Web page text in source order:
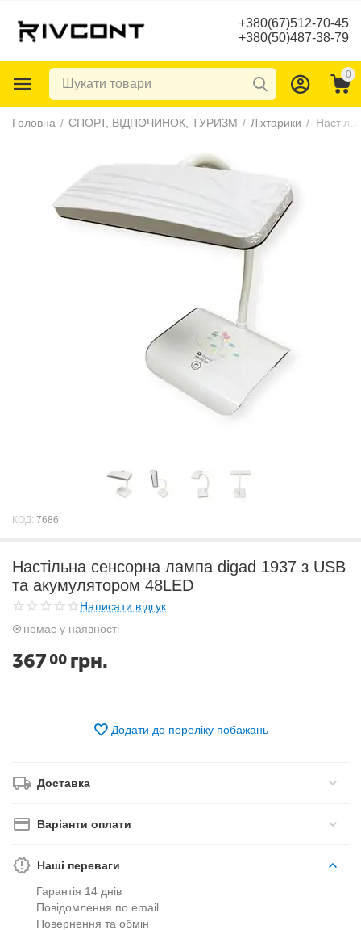
+380(67)512-70-45
+380(50)487-38-79
0
Головна / СПОРТ, ВІДПОЧИНОК, ТУРИЗМ / Ліхтарики /
КОД: 7686
Настільна сенсорна лампа digad 1937 з USB
та акумулятором 48LED
Написати відгук
немає у наявності
367 00 грн.
Додати до переліку побажань
Доставка
Варіанти оплати
Наші переваги
Гарантія 14 днів
Повідомлення по email
Повернення та обмін